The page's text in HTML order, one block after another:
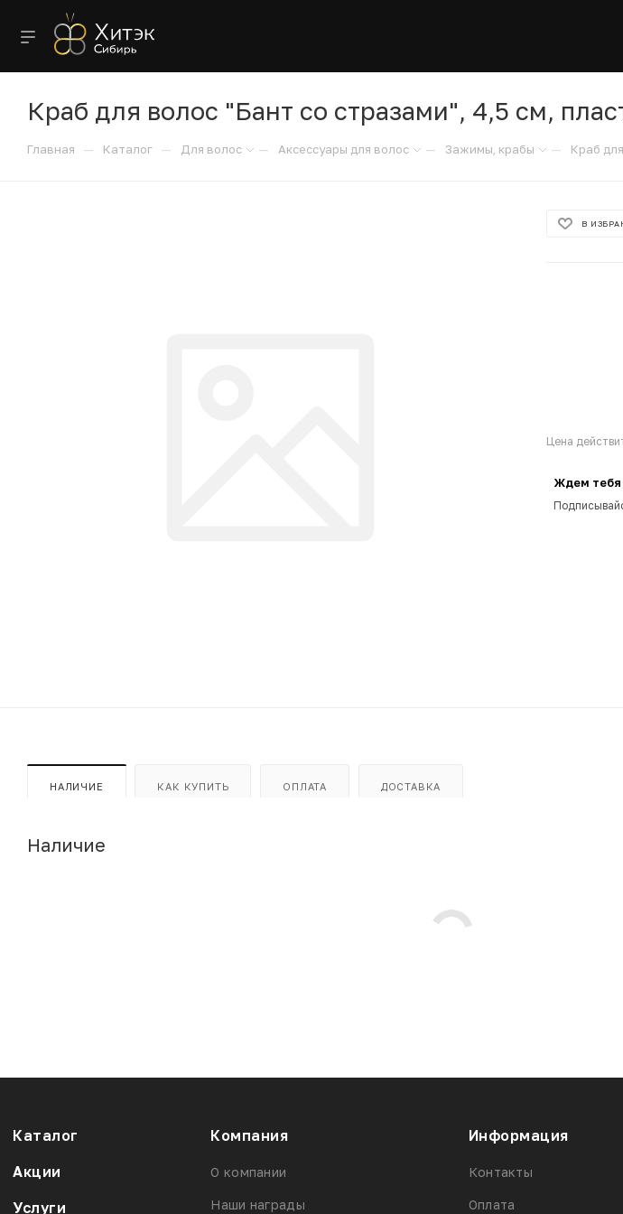
Краб для волос "Бант со стразами", 4,5 см,
Главная — Каталог — Для волос — Аксессуары для волос — Зажимы, крабы — Краб
В
Цена
Ждем тебя
НАЛИЧИЕ КАК КУПИТЬ ОПЛАТА ДОСТАВКА
Наличие
Каталог
Акции
Услуги
Компания
О компании
Наши награды
Информация
Контакты
Оплата